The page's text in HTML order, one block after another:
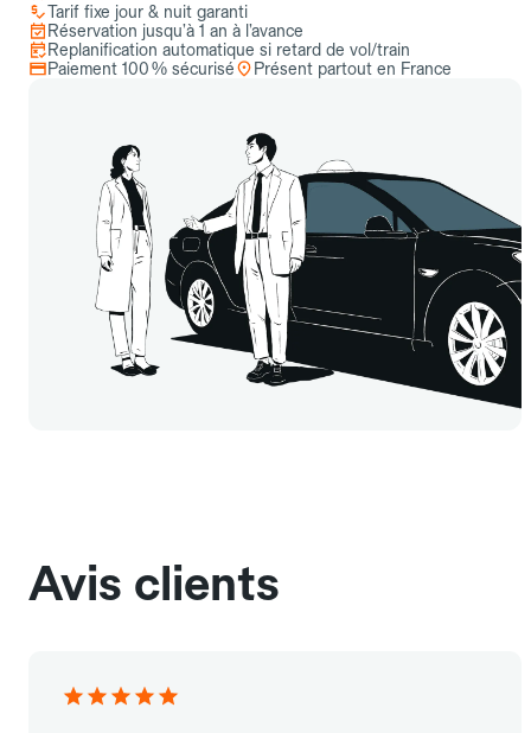
Tarif fixe jour & nuit garanti
Réservation jusqu’à 1 an à l’avance
Replanification automatique si retard de vol/train
Paiement 100 % sécurisé
Présent partout en France
Avis clients